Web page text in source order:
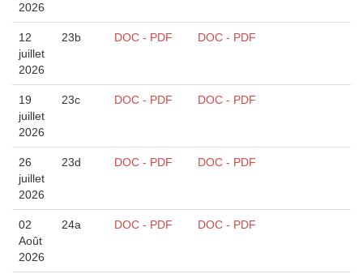
2026
12
juillet
2026
23b DOC - PDF DOC - PDF
19
juillet
2026
23c DOC - PDF DOC - PDF
26
juillet
2026
23d DOC - PDF DOC - PDF
02
Août
2026
24a DOC - PDF DOC - PDF